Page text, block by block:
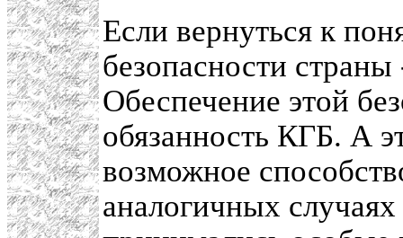
Если вернуться к
безопасности
Обеспечение этой
обязанность КГБ. А
возможное
аналогичных